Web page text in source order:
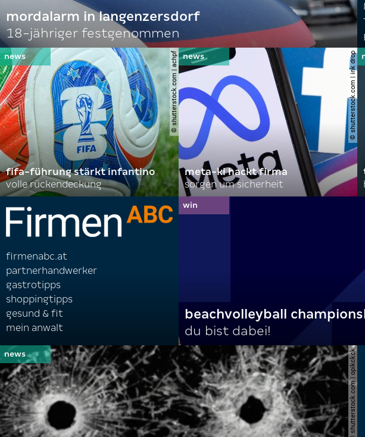
mordalarm in langenzersdorf
18-jähriger festgenommen
© shutterstock.com | achpf
fifa-führung stärkt infantino
volle rückendeckung
© shutterstock.com | ink drop
meta-ki hackt firma
sorgen um sicherheit
firmenabc.at
partnerhandwerker
gastrotipps
shoppingtipps
gesund & fit
mein anwalt
beachvolleyball
du bist dabei!
© shutterstock.com | opikckck